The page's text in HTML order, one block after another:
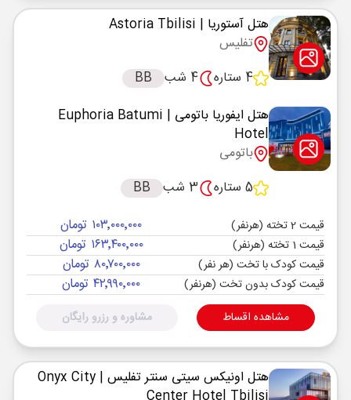
هتل آستوریا | Astoria Tbilisi
تفلیس
4 ستاره
4 شب
BB
هتل ایفوریا باتومی
| Euphoria Batumi
Hotel
باتومی
5 ستاره
3 شب BB
قیمت 2 تخته (هرنفر) ۱۰۳٬۰۰۰٬۰۰۰ تومان
قیمت 1 تخته (هرنفر) ۱۶۳٬۴۰۰٬۰۰۰ تومان
قیمت کودک با تخت (هر نفر) ۸۰٬۷۰۰٬۰۰۰ تومان
قیمت کودک بدون تخت (هرنفر) ۴۲٬۹۹۰٬۰۰۰ تومان
مشاهده اقساط مشاوره و رزرو رایگان
هتل اونیکس سیتی سنتر تفلیس | Onyx City